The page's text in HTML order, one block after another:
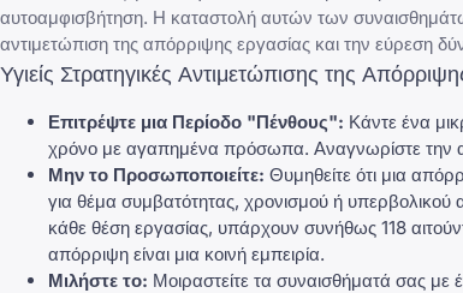
αυτοαμφισβήτηση. Η καταστολή αυτών των
αντιμετώπιση της απόρριψης εργασίας και την εύρεση
Υγιείς Στρατηγικές Αντιμετώπισης της
Επιτρέψτε μια Περίοδο "Πένθους": Κάντε ένα
χρόνο με αγαπημένα πρόσωπα. Αναγνωρίστε την
Μην το Προσωποποιείτε: Θυμηθείτε ότι μια
για θέμα συμβατότητας, χρονισμού ή
κάθε θέση εργασίας, υπάρχουν συνήθως 118
απόρριψη είναι μια κοινή εμπειρία.
Μιλήστε το: Μοιραστείτε τα συναισθήματά σας